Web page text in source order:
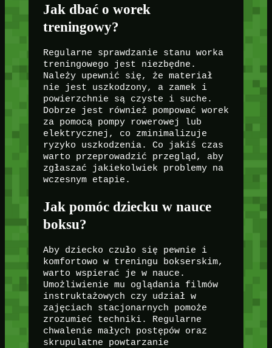
Jak dbać o worek
treningowy?
Regularne sprawdzanie stanu worka
treningowego jest niezbędne.
Należy upewnić się, że materiał
nie jest uszkodzony, a zamek i
powierzchnie są czyste i suche.
Dobrze jest również pompować worek
za pomocą pompy rowerowej lub
elektrycznej, co zminimalizuje
ryzyko uszkodzenia. Co jakiś czas
warto przeprowadzić przegląd, aby
zgłaszać jakiekolwiek problemy na
wczesnym etapie.
Jak pomóc dziecku w nauce
boksu?
Aby dziecko czuło się pewnie i
komfortowo w treningu bokserskim,
warto wspierać je w nauce.
Umożliwienie mu oglądania filmów
instruktażowych czy udział w
zajęciach stacjonarnych pomoże
zrozumieć techniki. Regularne
chwalenie małych postępów oraz
skrupulatne powtarzanie